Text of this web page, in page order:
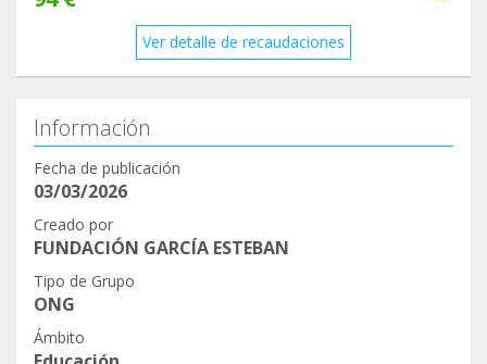
Ver detalle de recaudaciones
Información
Fecha de publicación
03/03/2026
Creado por
FUNDACIÓN GARCÍA ESTEBAN
Tipo de Grupo
ONG
Ámbito